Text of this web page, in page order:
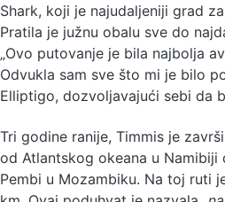
Shark, koji je najudaljeniji grad
Pratila je južnu obalu sve do
„Ovo putovanje je bila najbolja
Odvukla sam sve što mi je bilo
Elliptigo, dozvoljavajući sebi da
Tri godine ranije, Timmis je
od Atlantskog okeana u Namibiji
Pembi u Mozambiku. Na toj ruti